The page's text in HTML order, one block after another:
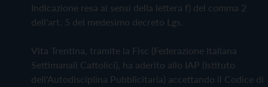
Indicazione resa ai sensi della lettera f) del comma 2
dell'art. 5 del medesimo decreto Lgs.
Vita Trentina, tramite la Fisc (Federazione Italiana
Settimanali Cattolici), ha aderito allo IAP (Istituto
dell'Autodisciplina Pubblicitaria) accettando il Codice di